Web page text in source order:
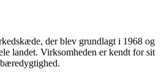
der blev grundlagt i 1968 og
landet. Virksomheden er kendt for sit